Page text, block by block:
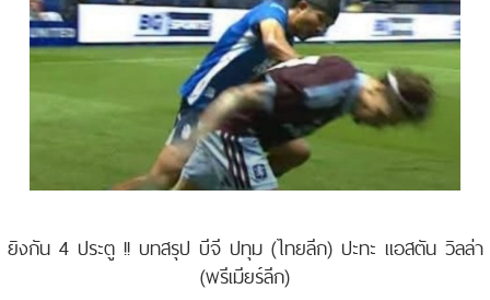
ยิงกัน 4 ประตู !! บทสรุป บีจี ปทุม (ไทยลีก) ปะทะ แอสตัน วิลล่า
(พรีเมียร์ลีก)